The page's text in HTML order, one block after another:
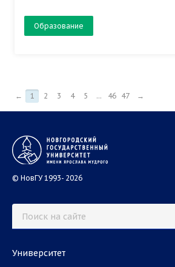
Образование
← 1 2 3 4 5 ... 46 47 →
© НовГУ 1993- 2026
Университет